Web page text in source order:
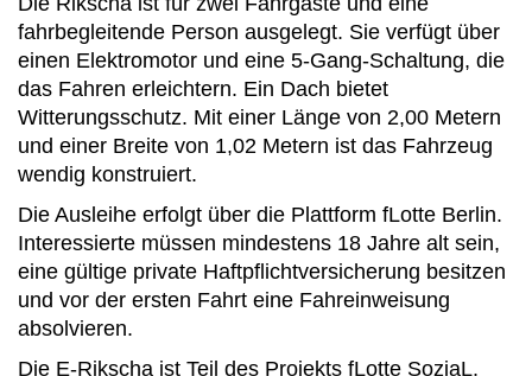
fahrbegleitende Person ausgelegt. Sie verfügt über
einen Elektromotor und eine 5-Gang-Schaltung, die
das Fahren erleichtern. Ein Dach bietet
Witterungsschutz. Mit einer Länge von 2,00 Metern
und einer Breite von 1,02 Metern ist das Fahrzeug
wendig konstruiert.
Die Ausleihe erfolgt über die Plattform fLotte Berlin.
Interessierte müssen mindestens 18 Jahre alt sein,
eine gültige private Haftpflichtversicherung besitzen
und vor der ersten Fahrt eine Fahreinweisung
absolvieren.
Die E-Rikscha ist Teil des Projekts fLotte SoziaL.